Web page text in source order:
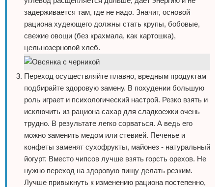
задерживается там, где не надо. Значит, основой
рациона худеющего должны стать крупы, бобовые,
свежие овощи (без крахмала, как картошка),
цельнозерновой хлеб.
Переход осуществляйте плавно, вредным продуктам
подбирайте здоровую замену. В похудении большую
роль играет и психологический настрой. Резко взять и
исключить из рациона сахар для сладкоежки очень
трудно. В результате легко сорваться. А ведь его
можно заменить медом или стевией. Печенье и
конфеты заменят сухофрукты, майонез - натуральный
йогурт. Вместо чипсов лучше взять горсть орехов. Не
нужно переход на здоровую пищу делать резким.
Лучше привыкнуть к изменению рациона постепенно,